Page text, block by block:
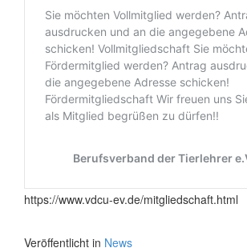
https://www.vdcu-ev.de/mitgliedschaft.html
Veröffentlicht in News